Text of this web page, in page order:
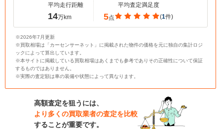
平均走行距離
14万km
平均査定満足度
5点 (1件)
※2026年7月更新
※買取相場は「カーセンサーネット」に掲載された物件の価格を元に独自の集計ロジ
ックによって算出しています。
※本サイトに掲載している買取相場はあくまでも参考でありその正確性について保証
するものではありません。
※実際の査定額は車の装備や状態によって異なります。
高額査定を狙うには、
より多くの買取業者の査定を比較
することが重要です。